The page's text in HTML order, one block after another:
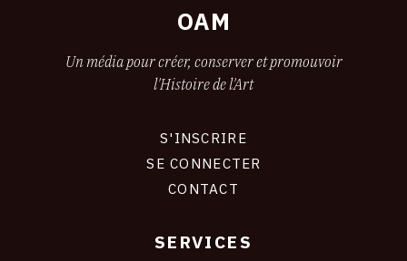
OAM
Un média pour créer, conserver et promouvoir
l'Histoire de l'Art
S'INSCRIRE
SE CONNECTER
CONTACT
SERVICES